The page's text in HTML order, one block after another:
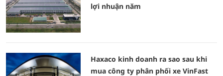
lợi nhuận năm
Haxaco kinh doanh ra sao sau khi
mua công ty phân phối xe VinFast